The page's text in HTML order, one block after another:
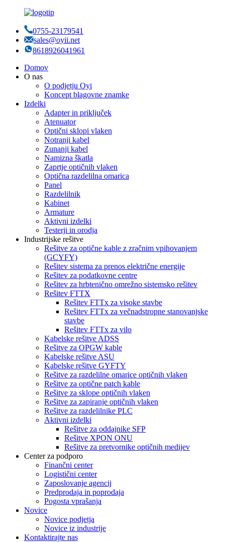
0755-23179541
sales@oyii.net
8618926041961
Domov
O nas
O podjetju Oyi
Koncept blagovne znamke
Izdelki
Adapter in priključek
Atenuator
Optični sklopi vlaken
Notranji kabel
Zunanji kabel
Namizna škatla
Zaprtje optičnih vlaken
Optična razdelilna omarica
Panel
Razdelilnik
Kabinet
Armature
Aktivni izdelki
Testerji in orodja
Industrijske rešitve
Rešitve za optične kable z zračnim vpihovanjem
(GCYFY)
Rešitev sistema za prenos električne energije
Rešitev za podatkovne centre
Rešitev za hrbtenično omrežno sistemsko rešitev
Rešitev FTTX
Rešitev FTTx za visoke stavbe
Rešitev FTTx za večnadstropne stanovanjske
stavbe
Rešitev FTTx za vilo
Kabelske rešitve ADSS
Rešitve za OPGW kable
Kabelske rešitve ASU
Kabelske rešitve GYFTY
Rešitve za razdelilne omarice optičnih vlaken
Rešitve za optične patch kable
Rešitve za sklope optičnih vlaken
Rešitve za zapiranje optičnih vlaken
Rešitve za razdelilnike PLC
Aktivni izdelki
Rešitve za oddajnike SFP
Rešitve XPON ONU
Rešitve za pretvornike optičnih medijev
Center za podporo
Finančni center
Logistični center
Zaposlovanje agencij
Predprodaja in poprodaja
Pogosta vprašanja
Novice
Novice podjetja
Novice iz industrije
Kontaktirajte nas